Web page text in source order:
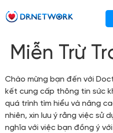
Miễn Trừ
Chào mừng bạn đến với
kết cung cấp thông tin sức
quá trình tìm hiểu và nâng
nhiên, xin lưu ý rằng việc sử
nghĩa với việc bạn đồng ý